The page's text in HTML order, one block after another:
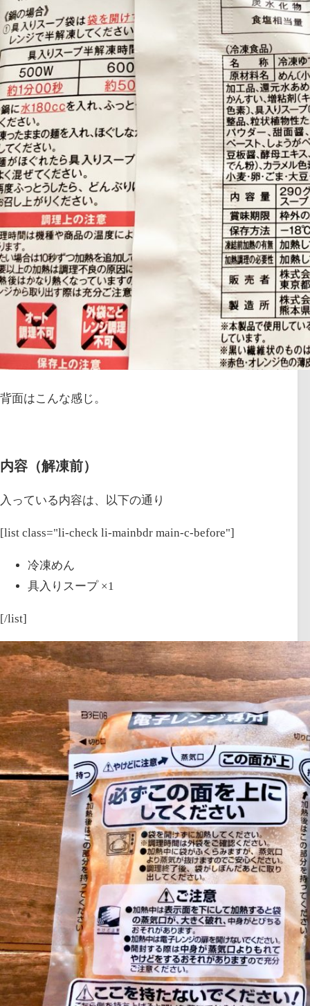
背面はこんな感じ。
内容（解凍前）
入っている内容は、以下の通り
[list class="li-check li-mainbdr main-c-before"]
冷凍めん
具入りスープ ×1
[/list]